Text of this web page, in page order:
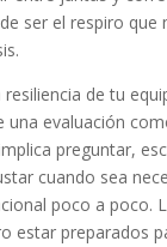
ser el respiro que
resiliencia de tu
una evaluación
preguntar,
cuando sea
poco a poco.
estar preparados